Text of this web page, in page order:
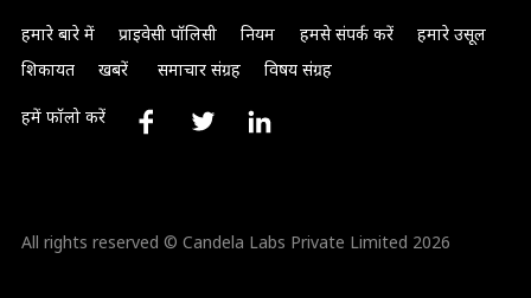
हमारे बारे में प्राइवेसी पॉलिसी नियम हमसे संपर्क करें
हमारे उसूल
शिकायत
खबरें समाचार संग्रह विषय संग्रह
हमें फॉलो करें
All rights reserved © Candela Labs Private Limited 2026